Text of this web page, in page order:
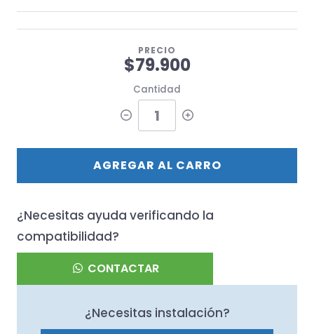
PRECIO
$79.900
Cantidad
AGREGAR AL CARRO
¿Necesitas ayuda verificando la
compatibilidad?
CONTACTAR
¿Necesitas instalación?